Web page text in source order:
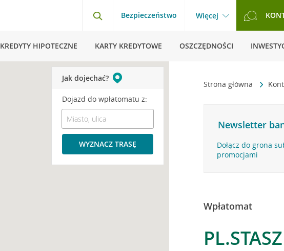
Bezpieczeństwo Więcej
KREDYTY HIPOTECZNE KARTY KREDYTOWE OSZCZĘDNOŚCI
Strona główna
Newsletter
Dołącz do grona
promocjami
Wpłatomat
Jak dojechać?
Dojazd do wpłatomatu z:
WYZNACZ TRASĘ